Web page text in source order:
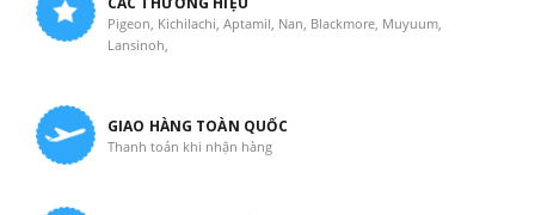
Pigeon, Kichilachi, Aptamil, Nan, Blackmore, Muyuum,
Lansinoh,
GIAO HÀNG TOÀN QUỐC
Thanh toán khi nhận hàng